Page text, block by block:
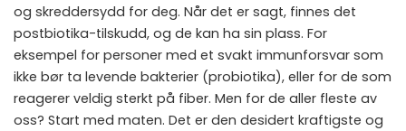
og skreddersydd for deg. Når det er sagt, finnes det
postbiotika-tilskudd, og de kan ha sin plass. For
eksempel for personer med et svakt immunforsvar som
ikke bør ta levende bakterier (probiotika), eller for de som
reagerer veldig sterkt på fiber. Men for de aller fleste av
oss? Start med maten. Det er den desidert kraftigste og